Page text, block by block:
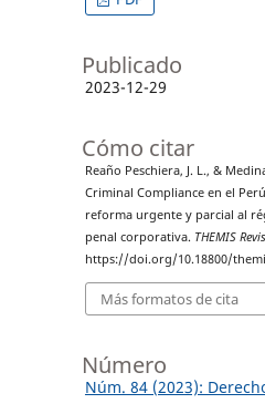
Publicado
2023-12-29
Cómo citar
Reaño Peschiera, J. L., &
Criminal Compliance en el
reforma urgente y parcial al
penal corporativa. THEMIS
https://doi.org/10.18800/
Más formatos de cita
Número
Núm. 84 (2023):